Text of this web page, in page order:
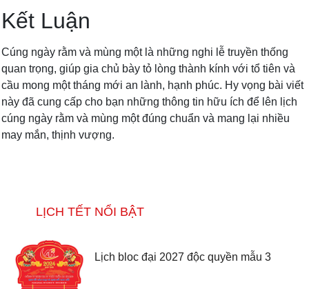
Kết Luận
Cúng ngày rằm và mùng một là những nghi lễ truyền thống
quan trọng, giúp gia chủ bày tỏ lòng thành kính với tổ tiên và
cầu mong một tháng mới an lành, hạnh phúc. Hy vọng bài viết
này đã cung cấp cho bạn những thông tin hữu ích để lên lịch
cúng ngày rằm và mùng một đúng chuẩn và mang lại nhiều
may mắn, thịnh vượng.
LỊCH TẾT NỔI BẬT
Lịch bloc đại 2027 độc quyền mẫu 3